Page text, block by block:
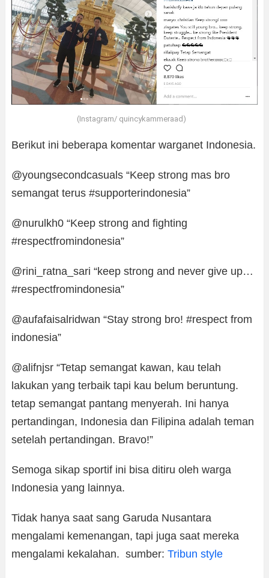
(Instagram/ quincykammeraad)
Berikut ini beberapa komentar warganet Indonesia.
@youngsecondcasuals “Keep strong mas bro
semangat terus #supporterindonesia”
@nurulkh0 “Keep strong and fighting
#respectfromindonesia”
@rini_ratna_sari “keep strong and never give up…
#respectfromindonesia”
@aufafaisalridwan “Stay strong bro! #respect from
indonesia”
@alifnjsr “Tetap semangat kawan, kau telah
lakukan yang terbaik tapi kau belum beruntung.
tetap semangat pantang menyerah. Ini hanya
pertandingan, Indonesia dan Filipina adalah teman
setelah pertandingan. Bravo!”
Semoga sikap sportif ini bisa ditiru oleh warga
Indonesia yang lainnya.
Tidak hanya saat sang Garuda Nusantara
mengalami kemenangan, tapi juga saat mereka
mengalami kekalahan. sumber: Tribun style